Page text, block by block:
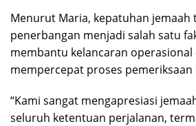
Menurut Maria, kepatuhan
penerbangan menjadi salah satu
membantu kelancaran
mempercepat proses pemeriksaan
“Kami sangat mengapresiasi
seluruh ketentuan perjalanan,